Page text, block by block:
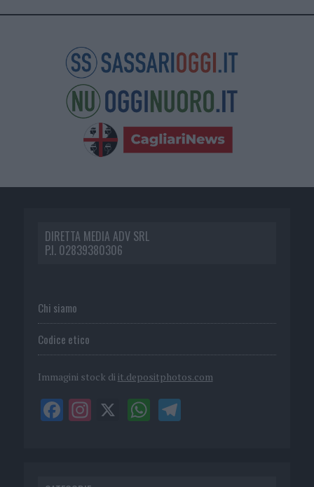
DIRETTA MEDIA ADV SRL
P.I. 02839380306
Chi siamo
Codice etico
Immagini stock di it.depositphotos.com